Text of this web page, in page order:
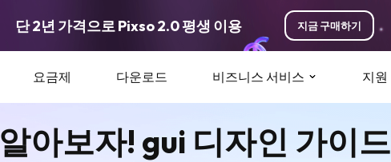
단 2년 가격으로 Pixso 2.0 평생 이용 지금 구매하기
요금제 다운로드 비즈니스 서비스 지원
알아보자! gui 디자인 가이드